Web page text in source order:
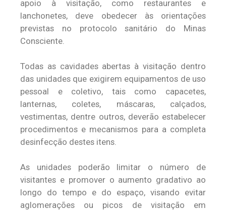
apoio à visitação, como restaurantes e
lanchonetes, deve obedecer às orientações
previstas no protocolo sanitário do Minas
Consciente.
Todas as cavidades abertas à visitação dentro
das unidades que exigirem equipamentos de uso
pessoal e coletivo, tais como capacetes,
lanternas, coletes, máscaras, calçados,
vestimentas, dentre outros, deverão estabelecer
procedimentos e mecanismos para a completa
desinfecção destes itens.
As unidades poderão limitar o número de
visitantes e promover o aumento gradativo ao
longo do tempo e do espaço, visando evitar
aglomerações ou picos de visitação em